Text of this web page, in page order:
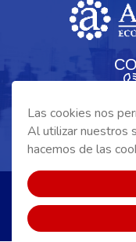
Las cookies nos
Al utilizar nuestros
hacemos de las
Cookies|
Copyright 2025 -
Canarias.
Página